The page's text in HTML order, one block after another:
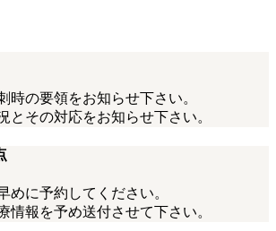
時の要領をお知らせ下さい。
とその対応をお知らせ下さい。
めに予約してください。
情報を予め送付させて下さい。